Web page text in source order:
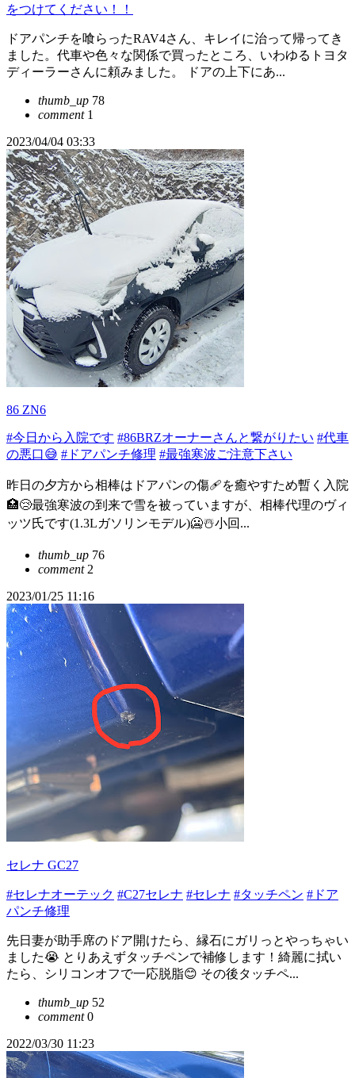
をつけてください！！
ドアパンチを喰らったRAV4さん、キレイに治って帰ってき
ました。代車や色々な関係で買ったところ、いわゆるトヨタ
ディーラーさんに頼みました。 ドアの上下にあ...
thumb_up 78
comment1
2023/04/04 03:33
86 ZN6
#今日から入院です #86BRZオーナーさんと繋がりたい #代車
の悪口😅 #ドアパンチ修理 #最強寒波ご注意下さい
昨日の夕方から相棒はドアパンの傷🩹を癒やすため暫く入院
🏥😢最強寒波の到来で雪を被っていますが、相棒代理のヴィ
ッツ氏です(1.3Lガソリンモデル)🥶☃️小回...
thumb_up 76
comment2
2023/01/25 11:16
セレナ GC27
#セレナオーテック #C27セレナ #セレナ #タッチペン #ドア
パンチ修理
先日妻が助手席のドア開けたら、縁石にガリっとやっちゃい
ました😭 とりあえずタッチペンで補修します！綺麗に拭い
たら、シリコンオフで一応脱脂😊 その後タッチペ...
thumb_up 52
comment0
2022/03/30 11:23